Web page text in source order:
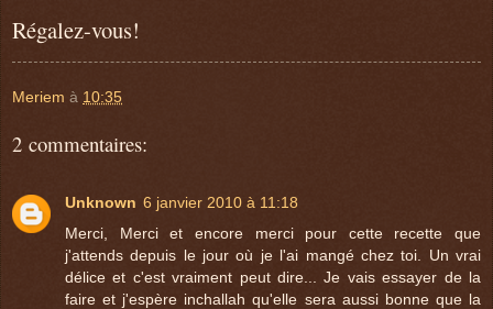
Régalez-vous!
Meriem à 10:35
2 commentaires:
Unknown 6 janvier 2010 à 11:18
Merci, Merci et encore merci pour cette recette que
j'attends depuis le jour où je l'ai mangé chez toi. Un vrai
délice et c'est vraiment peut dire... Je vais essayer de la
faire et j'espère inchallah qu'elle sera aussi bonne que la